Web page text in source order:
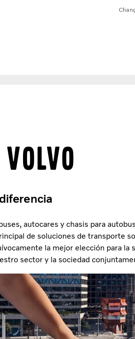
autocares y chasis para
de soluciones de transporte
la mejor elección para la
sector y la sociedad